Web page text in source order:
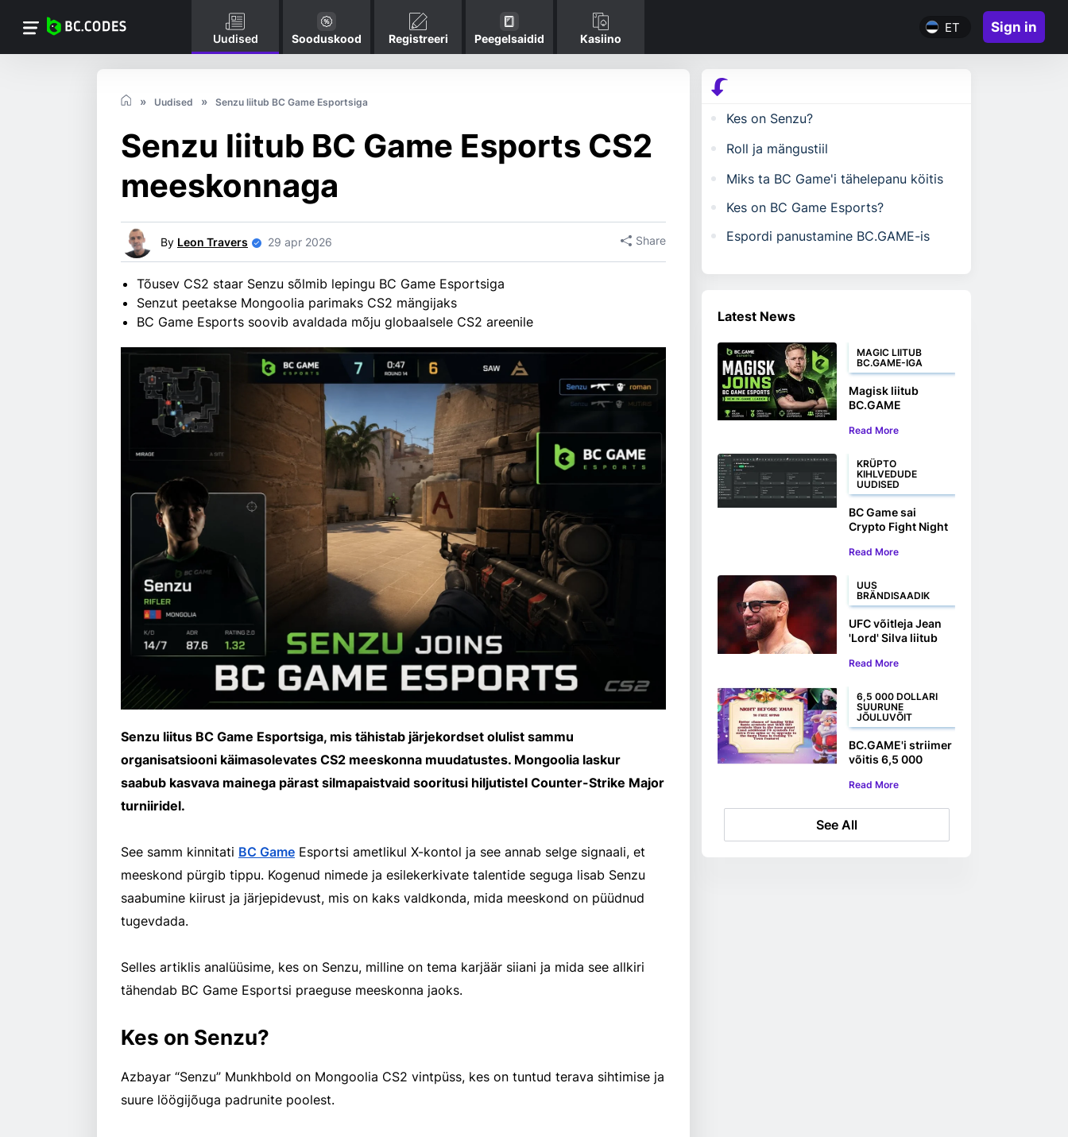
Uudised Sooduskood Registreeri Peegelsaidid Kasiino
ET Sign in
Uudised Senzu liitub BC Game Esportsiga
Senzu liitub BC Game Esports CS2
meeskonnaga
By Leon Travers 29 apr 2026 Share
Tõusev CS2 staar Senzu sõlmib lepingu BC Game Esportsiga
Senzut peetakse Mongoolia parimaks CS2 mängijaks
BC Game Esports soovib avaldada mõju globaalsele CS2 areenile
Senzu liitus BC Game Esportsiga, mis tähistab järjekordset olulist sammu
organisatsiooni käimasolevates CS2 meeskonna muudatustes. Mongoolia laskur
saabub kasvava mainega pärast silmapaistvaid sooritusi hiljutistel Counter-Strike Major
turniiridel.
See samm kinnitati BC Game Esportsi ametlikul X-kontol ja see annab selge signaali, et
meeskond pürgib tippu. Kogenud nimede ja esilekerkivate talentide seguga lisab Senzu
saabumine kiirust ja järjepidevust, mis on kaks valdkonda, mida meeskond on püüdnud
tugevdada.
Selles artiklis analüüsime, kes on Senzu, milline on tema karjäär siiani ja mida see allkiri
tähendab BC Game Esportsi praeguse meeskonna jaoks.
Kes on Senzu?
Azbayar “Senzu” Munkhbold on Mongoolia CS2 vintpüss, kes on tuntud terava sihtimise ja
suure löögijõuga padrunite poolest.
Kes on Senzu?
Roll ja mängustiil
Miks ta BC Game'i tähelepanu köitis
Kes on BC Game Esports?
Espordi panustamine BC.GAME-is
Latest News
MAGIC LIITUB
BC.GAME-IGA
Magisk liitub
BC.GAME
mängusisese
Read More
KRÜPTO
KIHLVEDUDE
UUDISED
BC Game sai
Crypto Fight Night
partneriks
Read More
UUS
BRÄNDISAADIK
UFC võitleja Jean
'Lord' Silva liitub
brändisaadikuna
Read More
6,5 000 DOLLARI
SUURUNE
JÕULUVÕIT
BC.GAME'i striimer
võitis 6,5 000
Xmas Drop
Read More
See All